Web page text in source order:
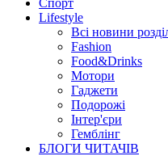
Спорт
Lifestyle
Всі новини
Fashion
Food&Drinks
Мотори
Гаджети
Подорожі
Інтер'єри
Гемблінг
БЛОГИ ЧИТАЧІВ